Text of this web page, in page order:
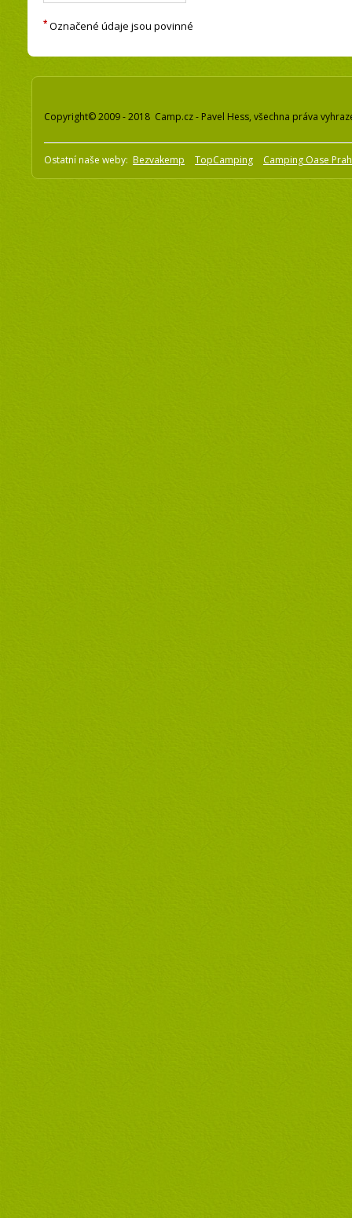
* Označené údaje jsou povinné
Copyright© 2009 - 2018 Camp.cz - Pavel Hess, všechna práva
Ostatní naše weby: Bezvakemp TopCamping Camping Oase